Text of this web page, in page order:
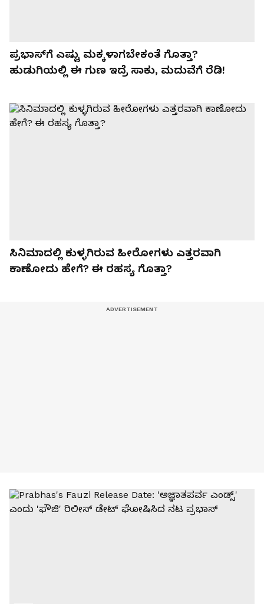
ಪ್ರಭಾಸ್‌ಗೆ ಎಷ್ಟು ಮಕ್ಕಳಾಗಬೇಕಂತೆ ಗೊತ್ತಾ?
ಹುಡುಗಿಯಲ್ಲಿ ಈ ಗುಣ ಇದ್ರೆ ಸಾಕು, ಮದುವೆಗೆ ರೆಡಿ!
ಸಿನಿಮಾದಲ್ಲಿ ಕುಳ್ಳಗಿರುವ ಹೀರೋಗಳು ಎತ್ತರವಾಗಿ
ಕಾಣೋದು ಹೇಗೆ? ಈ ರಹಸ್ಯ ಗೊತ್ತಾ?